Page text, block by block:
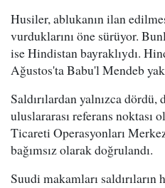
Husiler, ablukanın ilan
vurduklarını öne sürüyor.
ise Hindistan bayraklıydı.
Ağustos'ta Babu'l Mendeb
Saldırılardan yalnızca
uluslararası referans
Ticareti Operasyonları
bağımsız olarak doğrulandı.
Suudi makamları